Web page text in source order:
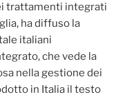
trattamenti integrati
ha diffuso la
italiani
che vede la
nella gestione dei
in Italia il testo